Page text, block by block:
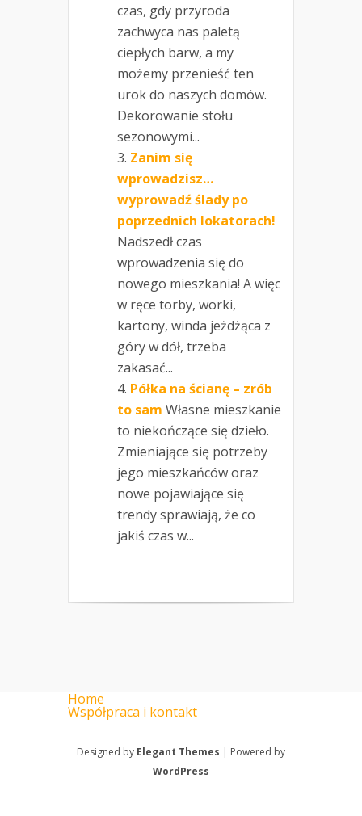
czas, gdy przyroda
zachwyca nas paletą
ciepłych barw, a my
możemy przenieść ten
urok do naszych domów.
Dekorowanie stołu
sezonowymi...
Zanim się
wprowadzisz…
wyprowadź ślady po
poprzednich lokatorach!
Nadszedł czas
wprowadzenia się do
nowego mieszkania! A więc
w ręce torby, worki,
kartony, winda jeżdżąca z
góry w dół, trzeba
zakasać...
Półka na ścianę – zrób
to sam Własne mieszkanie
to niekończące się dzieło.
Zmieniające się potrzeby
jego mieszkańców oraz
nowe pojawiające się
trendy sprawiają, że co
jakiś czas w...
Home
Współpraca i kontakt
Designed by Elegant Themes | Powered by
WordPress